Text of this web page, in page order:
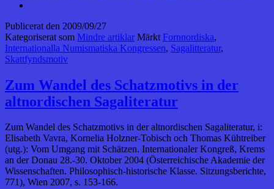
Publicerat den 2009/09/27
Kategoriserat som Mindre artiklar Märkt Fornnordiska,
Internationalla Numismatiska Kongressen, Sagalitteratur,
Skattfyndsmotiv
Zum Wandel des Schatzmotivs in der
altnordischen Sagaliteratur
Zum Wandel des Schatzmotivs in der altnordischen Sagaliteratur, i:
Elisabeth Vavra, Kornelia Holzner-Tobisch och Thomas Kühtreiber
(utg.): Vom Umgang mit Schätzen. Internationaler Kongreß, Krems
an der Donau 28.-30. Oktober 2004 (Österreichische Akademie der
Wissenschaften. Philosophisch-historische Klasse. Sitzungsberichte,
771), Wien 2007, s. 153-166.